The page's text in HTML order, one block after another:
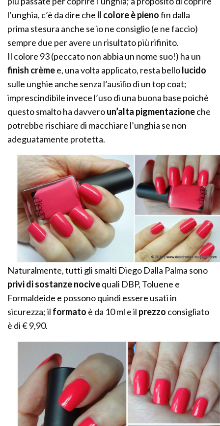
l’unghia, c’è da dire che il colore è pienofin dalla
prima stesura anche se io ne consiglio (e ne faccio)
sempre due per avere un risultato più rifinito.
Il colore 93 (peccato non abbia un nome suo!) ha un
finish crèmee, una volta applicato, resta bellolucido
sulle unghie anche senza l’ausilio di un top coat;
imprescindibile invece l’uso di una buona base poichè
questo smalto ha davveroun’alta pigmentazioneche
potrebbe rischiare di macchiare l’unghia se non
adeguatamente protetta.
Naturalmente, tutti gli smalti Diego Dalla Palma sono
privi di sostanze nocivequali DBP, Toluene e
Formaldeide e possono quindi essere usati in
sicurezza; il formato è da 10 ml e il prezzo consigliato
è di € 9,90.